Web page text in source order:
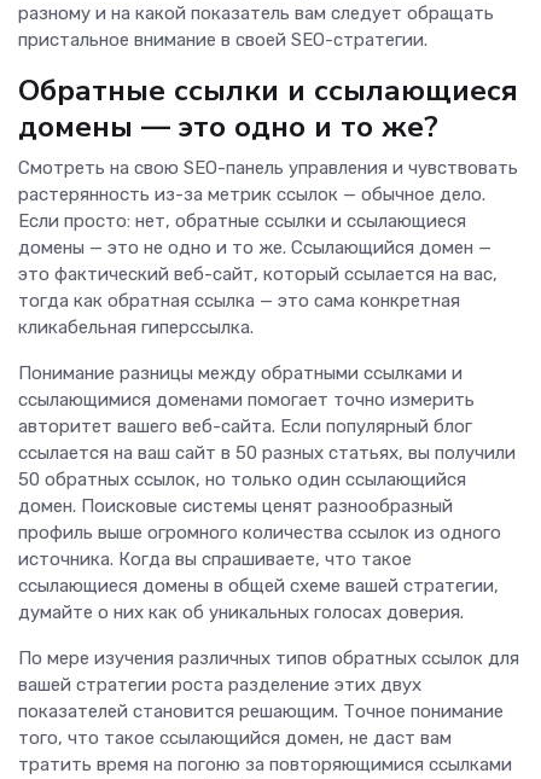
разному и на какой показатель вам следует обращать
пристальное внимание в своей SEO-стратегии.
Обратные ссылки и ссылающиеся
домены — это одно и то же?
Смотреть на свою SEO-панель управления и чувствовать
растерянность из-за метрик ссылок — обычное дело.
Если просто: нет, обратные ссылки и ссылающиеся
домены — это не одно и то же. Ссылающийся домен —
это фактический веб-сайт, который ссылается на вас,
тогда как обратная ссылка — это сама конкретная
кликабельная гиперссылка.
Понимание разницы между обратными ссылками и
ссылающимися доменами помогает точно измерить
авторитет вашего веб-сайта. Если популярный блог
ссылается на ваш сайт в 50 разных статьях, вы получили
50 обратных ссылок, но только один ссылающийся
домен. Поисковые системы ценят разнообразный
профиль выше огромного количества ссылок из одного
источника. Когда вы спрашиваете, что такое
ссылающиеся домены в общей схеме вашей стратегии,
думайте о них как об уникальных голосах доверия.
По мере изучения различных типов обратных ссылок для
вашей стратегии роста разделение этих двух
показателей становится решающим. Точное понимание
того, что такое ссылающийся домен, не даст вам
тратить время на погоню за повторяющимися ссылками